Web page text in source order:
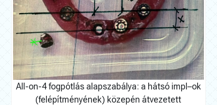
All-on-4 fogpótlás alapszabálya: a hátsó impl–ok
(felépítményének) közepén átvezetett